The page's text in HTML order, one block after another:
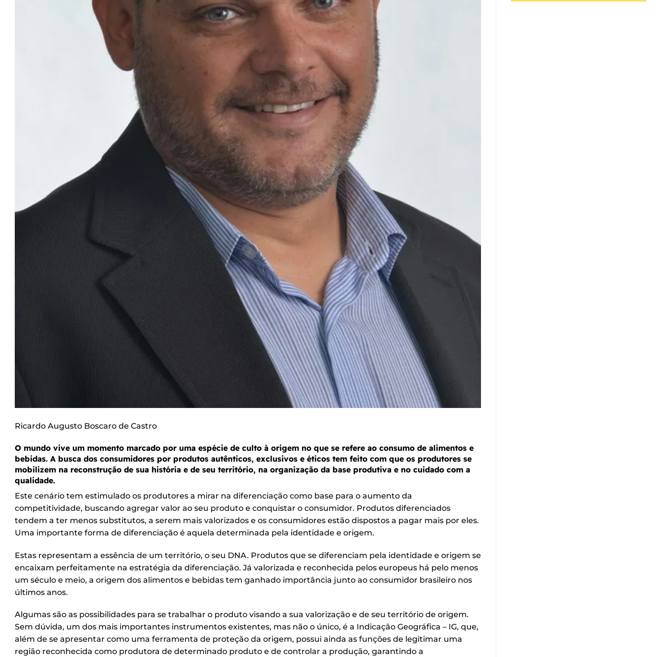
Ricardo Augusto Boscaro de Castro
O mundo vive um momento marcado por uma espécie de culto à origem no que se refere ao consumo de alimentos e
bebidas. A busca dos consumidores por produtos autênticos, exclusivos e éticos tem feito com que os produtores se
mobilizem na reconstrução de sua história e de seu território, na organização da base produtiva e no cuidado com a
qualidade.
Este cenário tem estimulado os produtores a mirar na diferenciação como base para o aumento da
competitividade, buscando agregar valor ao seu produto e conquistar o consumidor. Produtos diferenciados
tendem a ter menos substitutos, a serem mais valorizados e os consumidores estão dispostos a pagar mais por eles.
Uma importante forma de diferenciação é aquela determinada pela identidade e origem.
Estas representam a essência de um território, o seu DNA. Produtos que se diferenciam pela identidade e origem se
encaixam perfeitamente na estratégia da diferenciação. Já valorizada e reconhecida pelos europeus há pelo menos
um século e meio, a origem dos alimentos e bebidas tem ganhado importância junto ao consumidor brasileiro nos
últimos anos.
Algumas são as possibilidades para se trabalhar o produto visando a sua valorização e de seu território de origem.
Sem dúvida, um dos mais importantes instrumentos existentes, mas não o único, é a Indicação Geográfica – IG, que,
além de se apresentar como uma ferramenta de proteção da origem, possui ainda as funções de legitimar uma
região reconhecida como produtora de determinado produto e de controlar a produção, garantindo a